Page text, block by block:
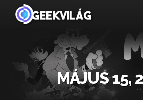
MÁJUS 15,